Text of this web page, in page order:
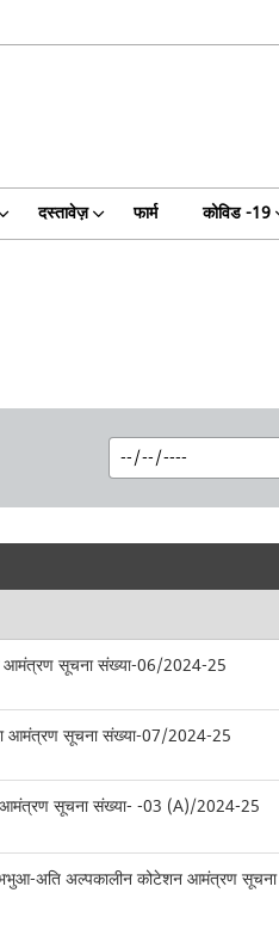
दस्तावेज़ फार्म कोविड -19
आमंत्रण सूचना संख्या-06/2024-25
आमंत्रण सूचना संख्या-07/2024-25
आमंत्रण सूचना संख्या- -03 (A)/2024-25
भभुआ-अति अल्पकालीन कोटेशन आमंत्रण सूचना